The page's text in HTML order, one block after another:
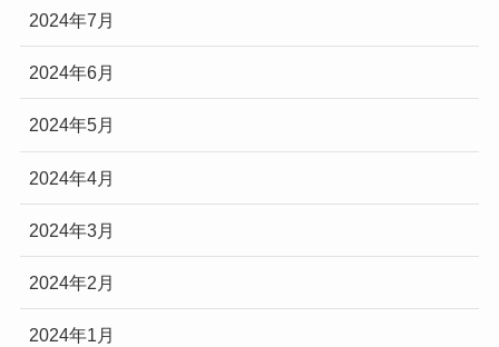
2024年7月
2024年6月
2024年5月
2024年4月
2024年3月
2024年2月
2024年1月